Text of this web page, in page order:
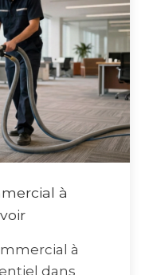
à
à
dans